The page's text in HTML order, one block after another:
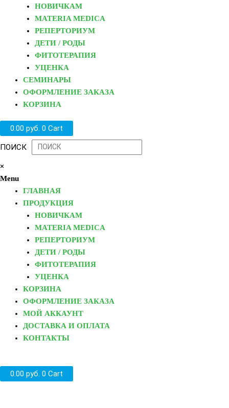
НОВИЧКАМ
MATERIA MEDICA
РЕПЕРТОРИУМ
ДЕТИ / РОДЫ
ФИТОТЕРАПИЯ
УЦЕНКА
СЕМИНАРЫ
ОФОРМЛЕНИЕ ЗАКАЗА
КОРЗИНА
0.00 руб. 0 Cart
ПОИСК
×
Menu
ГЛАВНАЯ
ПРОДУКЦИЯ
НОВИЧКАМ
MATERIA MEDICA
РЕПЕРТОРИУМ
ДЕТИ / РОДЫ
ФИТОТЕРАПИЯ
УЦЕНКА
КОРЗИНА
ОФОРМЛЕНИЕ ЗАКАЗА
МОЙ АККАУНТ
ДОСТАВКА И ОПЛАТА
КОНТАКТЫ
0.00 руб. 0 Cart